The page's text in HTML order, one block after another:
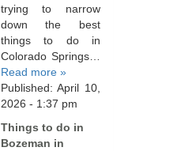
trying to narrow
down the best
things to do in
Colorado Springs…
Read more »
Published: April 10,
2026 - 1:37 pm
Things to do in
Bozeman in